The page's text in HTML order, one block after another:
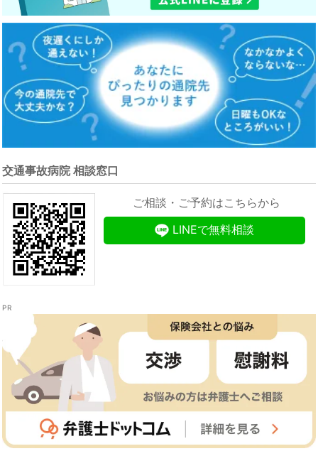
交通事故病院 相談窓口
ご相談・ご予約はこちらから
LINEで無料相談